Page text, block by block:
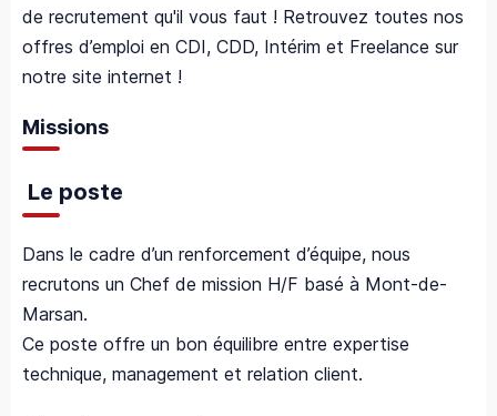
de recrutement qu'il vous faut ! Retrouvez toutes nos
offres d’emploi en CDI, CDD, Intérim et Freelance sur
notre site internet !
Missions
Le poste
Dans le cadre d’un renforcement d’équipe, nous
recrutons un Chef de mission H/F basé à Mont-de-
Marsan.
Ce poste offre un bon équilibre entre expertise
technique, management et relation client.